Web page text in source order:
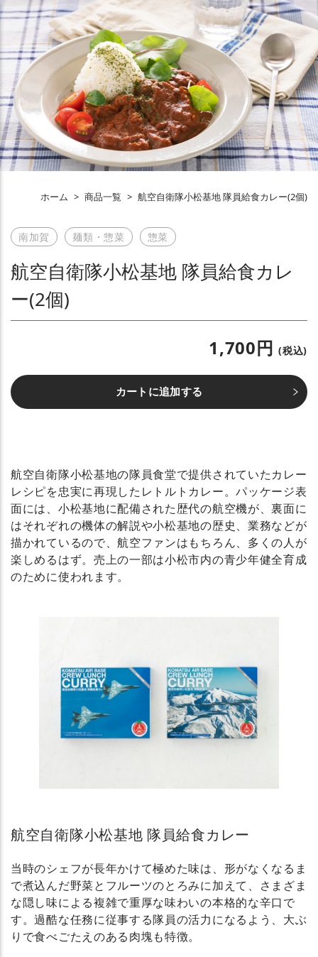
ホーム > 商品一覧 > 航空自衛隊小松基地 隊員給食カレー(2個)
南加賀 麺類・惣菜 惣菜
航空自衛隊小松基地 隊員給食カレ
ー(2個)
1,700円(税込)
カートに追加する
航空自衛隊小松基地の隊員食堂で提供されていたカレー
レシピを忠実に再現したレトルトカレー。パッケージ表
面には、小松基地に配備された歴代の航空機が、裏面に
はそれぞれの機体の解説や小松基地の歴史、業務などが
描かれているので、航空ファンはもちろん、多くの人が
楽しめるはず。売上の一部は小松市内の青少年健全育成
のために使われます。
航空自衛隊小松基地 隊員給食カレー
当時のシェフが長年かけて極めた味は、形がなくなるま
で煮込んだ野菜とフルーツのとろみに加えて、さまざま
な隠し味による複雑で重厚な味わいの本格的な辛口で
す。過酷な任務に従事する隊員の活力になるよう、大ぶ
りで食べごたえのある肉塊も特徴。